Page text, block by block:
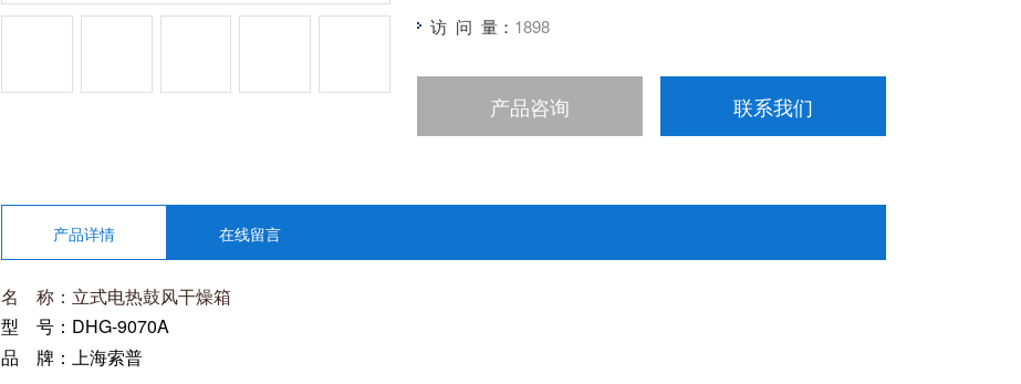
访 问 量： 1898
产品咨询 联系我们
产品详情 在线留言
名 称： 立式电热鼓风干燥箱
型 号：DHG-9070A
品 牌：上海索普